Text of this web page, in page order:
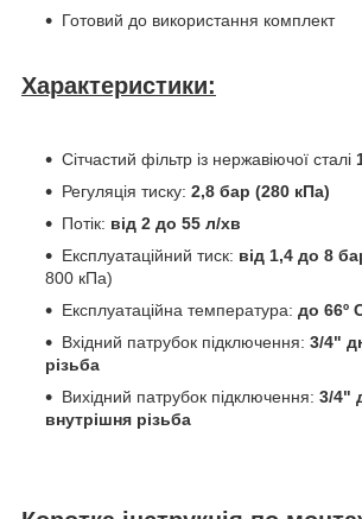
Готовий до використання комплект
Характеристики:
Сітчастий фільтр із нержавіючої сталі
Регуляція тиску: 2,8 бар (280 кПа)
Потік: від 2 до 55 л/хв
Експлуатаційний тиск: від 1,4 до 8
800 кПа)
Експлуатаційна температура: до 66º
Вхідний патрубок підключення: 3/4"
різьба
Вихідний патрубок підключення: 3/4"
внутрішня різьба